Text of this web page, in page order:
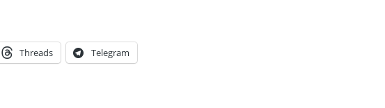
Threads Telegram